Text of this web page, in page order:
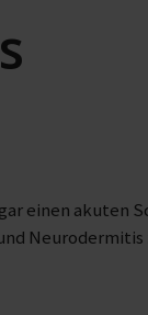
einen akuten